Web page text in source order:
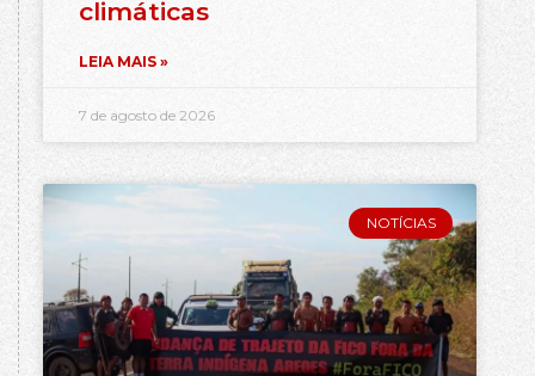
climáticas
LEIA MAIS »
7 de agosto de 2026
NOTÍCIAS